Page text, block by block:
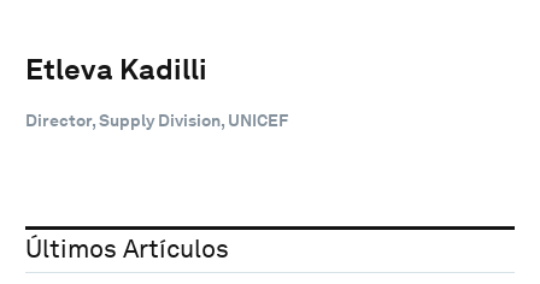
Etleva Kadilli
Director, Supply Division, UNICEF
Últimos Artículos